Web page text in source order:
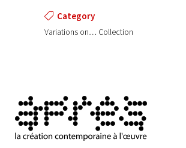
Category
Variations on… Collection